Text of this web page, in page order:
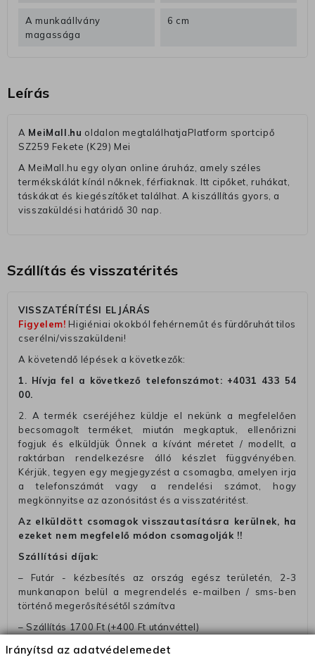
A munkaállvány
magassága
6 cm
Leírás
A MeiMall.hu oldalon megtalálhatjaPlatform sportcipő
SZ259 Fekete (K29) Mei
A MeiMall.hu egy olyan online áruház, amely széles
termékskálát kínál nőknek, férfiaknak. Itt cipőket, ruhákat,
táskákat és kiegészítőket találhat. A kiszállítás gyors, a
visszaküldési határidő 30 nap.
Szállítás és visszatérités
VISSZATÉRÍTÉSI ELJÁRÁS
Figyelem! Higiéniai okokból fehérneműt és fürdőruhát tilos
cserélni/visszaküldeni!
A követendő lépések a következők:
1. Hívja fel a következő telefonszámot: +4031 433 54
00.
2. A termék cseréjéhez küldje el nekünk a megfelelően
becsomagolt terméket, miután megkaptuk, ellenőrizni
fogjuk és elküldjük Önnek a kívánt méretet / modellt, a
raktárban rendelkezésre álló készlet függvényében.
Kérjük, tegyen egy megjegyzést a csomagba, amelyen irja
a telefonszámát vagy a rendelési számot, hogy
megkönnyitse az azonósitást és a visszatéritést.
Az elküldött csomagok visszautasításra kerülnek, ha
ezeket nem megfelelő módon csomagolják !!
Szállítási díjak:
– Futár - kézbesítés az ország egész területén, 2-3
munkanapon belül a megrendelés e-mailben / sms-ben
történő megerősítésétől számítva
– Szállítás 1700 Ft (+400 Ft utánvéttel)
– Ingyenes szállítás 31600 Ft feletti megrendeléseknél
Irányítsd az adatvédelemedet